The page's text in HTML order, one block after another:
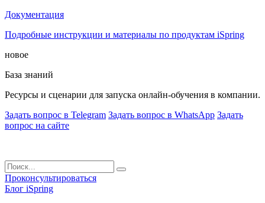
Документация
Подробные инструкции и материалы по продуктам iSpring
новое
База знаний
Ресурсы и сценарии для запуска онлайн-обучения в компании.
Задать вопрос в Telegram Задать вопрос в WhatsApp Задать
вопрос на сайте
Проконсультироваться
Блог iSpring